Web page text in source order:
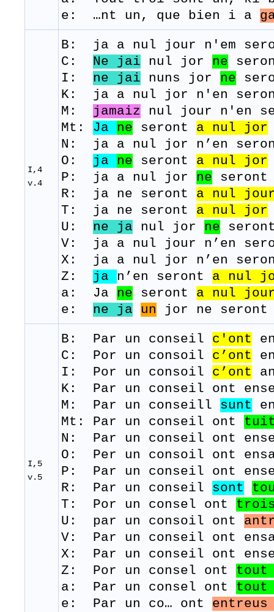
e: …nt un, que bien i a
I,4
v.4
B: j a a nul j our n'em
C: Ne jai nul jor ne
I: ne jai nuns jor ne
K: j a a nul j or n'en
M: jamaiz nul j our n'en
Mt: Ja ne seront a nul jor
N: j a a nul j or n’en
O: ja ne seront a nul
jor
P: j a a nul j or ne
seront
R: j a ne seront a nul j
T: ja ne seront a nul j or
U: ne ja nul j or ne
V: j a a nul j our n’en
X: j a a nul j or n’en
Z: ja n’en seront a nul j
a: Ja ne seront a nul
e: ne ja un jor ne seront
I,5
v.5
B: Par un conseil c'ont
C: Por un consoil c’ont
I: Por un consoil c’ont
K: Par un conseil ont
​M: Par un conseill sunt
Mt: Par un conseil ont
N: Par un conseil ont
O: Per un consoil ont
P: Par un conseil ont
R: Par un conseil sont
​T: Por un consel ont
U: par un consoil ont
V: Par un conseil ont
​X: Par un conseil ont
Z: Por un consel ont
a: Par un consel ont
e: Par un co… ont